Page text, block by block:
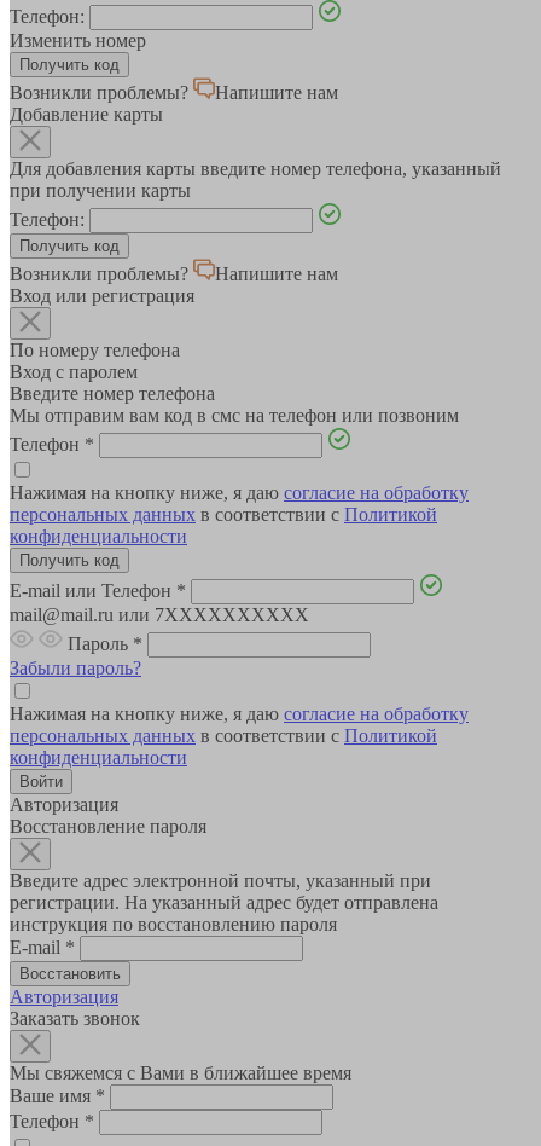
Телефон:
Изменить номер
Возникли проблемы?
Напишите нам
Добавление карты
Для добавления карты введите номер телефона, указанный
при получении карты
Телефон:
Возникли проблемы?
Напишите нам
Вход или регистрация
По номеру телефона
Вход с паролем
Введите номер телефона
Мы отправим вам код в смс на телефон или позвоним
Телефон *
Нажимая на кнопку ниже, я даю согласие на обработку
персональных данных в соответствии с Политикой
конфиденциальности
E-mail или Телефон *
mail@mail.ru или 7XXXXXXXXXX
Пароль *
Забыли пароль?
Нажимая на кнопку ниже, я даю согласие на обработку
персональных данных в соответствии с Политикой
конфиденциальности
Авторизация
Восстановление пароля
Введите адрес электронной почты, указанный при
регистрации. На указанный адрес будет отправлена
инструкция по восстановлению пароля
E-mail *
Авторизация
Заказать звонок
Мы свяжемся с Вами в ближайшее время
Ваше имя *
Телефон *